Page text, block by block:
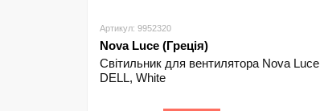
Артикул: 9952320
Nova Luce (Греція)
Світильник для вентилятора Nova Luce
DELL, White